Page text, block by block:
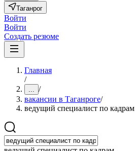
Таганрог
Войти
Войти
Создать резюме
Главная
/
... /
вакансии в Таганроге/
ведущий специалист по кадрам